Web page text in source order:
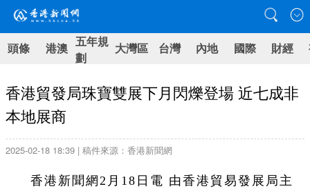
頭條 港澳 五年規
劃
大灣區 台灣 內地 國際 財經
香港貿發局珠寶雙展下月閃爍登場 近七成非
本地展商
2025-02-18 18:39 | 稿件來源：香港新聞網
香港新聞網2月18日電 由香港貿易發展局主